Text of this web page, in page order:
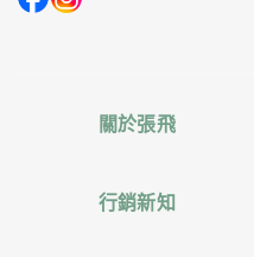
關於張飛
行銷新知